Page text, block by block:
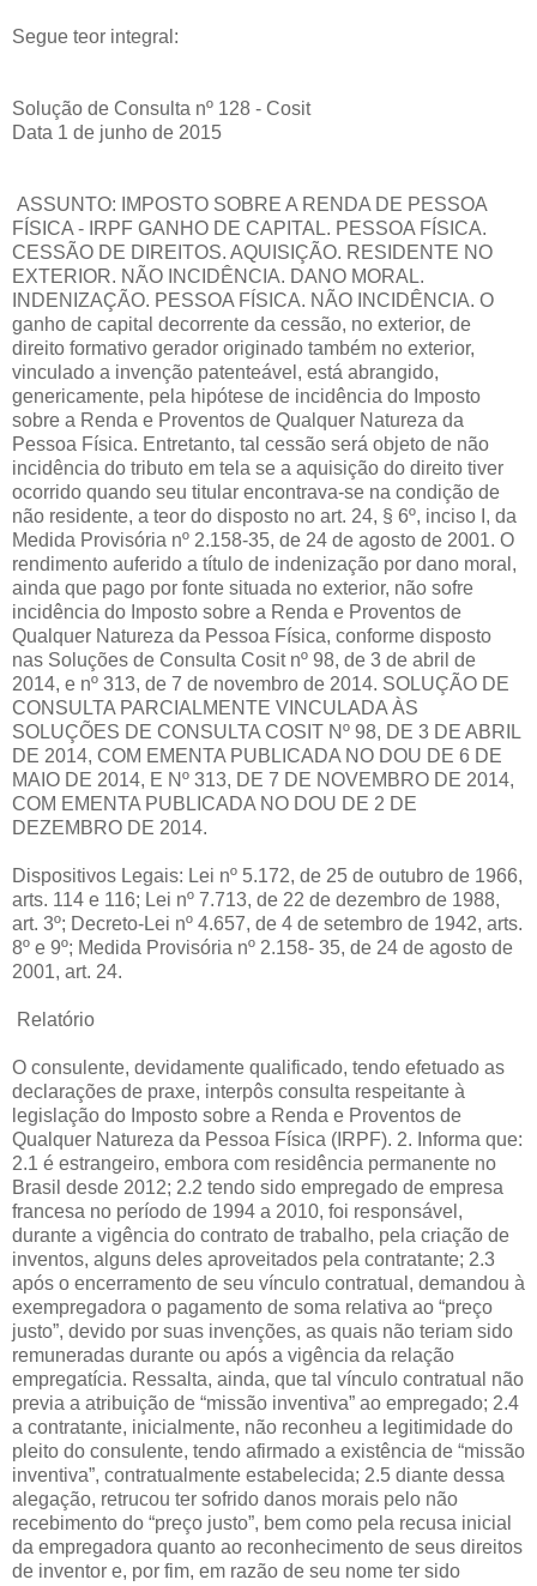
Segue teor integral:
Solução de Consulta nº 128 - Cosit
Data 1 de junho de 2015
ASSUNTO: IMPOSTO SOBRE A RENDA DE PESSOA
FÍSICA - IRPF GANHO DE CAPITAL. PESSOA FÍSICA.
CESSÃO DE DIREITOS. AQUISIÇÃO. RESIDENTE NO
EXTERIOR. NÃO INCIDÊNCIA. DANO MORAL.
INDENIZAÇÃO. PESSOA FÍSICA. NÃO INCIDÊNCIA. O
ganho de capital decorrente da cessão, no exterior, de
direito formativo gerador originado também no exterior,
vinculado a invenção patenteável, está abrangido,
genericamente, pela hipótese de incidência do Imposto
sobre a Renda e Proventos de Qualquer Natureza da
Pessoa Física. Entretanto, tal cessão será objeto de não
incidência do tributo em tela se a aquisição do direito tiver
ocorrido quando seu titular encontrava-se na condição de
não residente, a teor do disposto no art. 24, § 6º, inciso I, da
Medida Provisória nº 2.158-35, de 24 de agosto de 2001. O
rendimento auferido a título de indenização por dano moral,
ainda que pago por fonte situada no exterior, não sofre
incidência do Imposto sobre a Renda e Proventos de
Qualquer Natureza da Pessoa Física, conforme disposto
nas Soluções de Consulta Cosit nº 98, de 3 de abril de
2014, e nº 313, de 7 de novembro de 2014. SOLUÇÃO DE
CONSULTA PARCIALMENTE VINCULADA ÀS
SOLUÇÕES DE CONSULTA COSIT Nº 98, DE 3 DE ABRIL
DE 2014, COM EMENTA PUBLICADA NO DOU DE 6 DE
MAIO DE 2014, E Nº 313, DE 7 DE NOVEMBRO DE 2014,
COM EMENTA PUBLICADA NO DOU DE 2 DE
DEZEMBRO DE 2014.
Dispositivos Legais: Lei nº 5.172, de 25 de outubro de 1966,
arts. 114 e 116; Lei nº 7.713, de 22 de dezembro de 1988,
art. 3º; Decreto-Lei nº 4.657, de 4 de setembro de 1942, arts.
8º e 9º; Medida Provisória nº 2.158- 35, de 24 de agosto de
2001, art. 24.
Relatório
O consulente, devidamente qualificado, tendo efetuado as
declarações de praxe, interpôs consulta respeitante à
legislação do Imposto sobre a Renda e Proventos de
Qualquer Natureza da Pessoa Física (IRPF). 2. Informa que:
2.1 é estrangeiro, embora com residência permanente no
Brasil desde 2012; 2.2 tendo sido empregado de empresa
francesa no período de 1994 a 2010, foi responsável,
durante a vigência do contrato de trabalho, pela criação de
inventos, alguns deles aproveitados pela contratante; 2.3
após o encerramento de seu vínculo contratual, demandou à
exempregadora o pagamento de soma relativa ao “preço
justo”, devido por suas invenções, as quais não teriam sido
remuneradas durante ou após a vigência da relação
empregatícia. Ressalta, ainda, que tal vínculo contratual não
previa a atribuição de “missão inventiva” ao empregado; 2.4
a contratante, inicialmente, não reconheu a legitimidade do
pleito do consulente, tendo afirmado a existência de “missão
inventiva”, contratualmente estabelecida; 2.5 diante dessa
alegação, retrucou ter sofrido danos morais pelo não
recebimento do “preço justo”, bem como pela recusa inicial
da empregadora quanto ao reconhecimento de seus direitos
de inventor e, por fim, em razão de seu nome ter sido